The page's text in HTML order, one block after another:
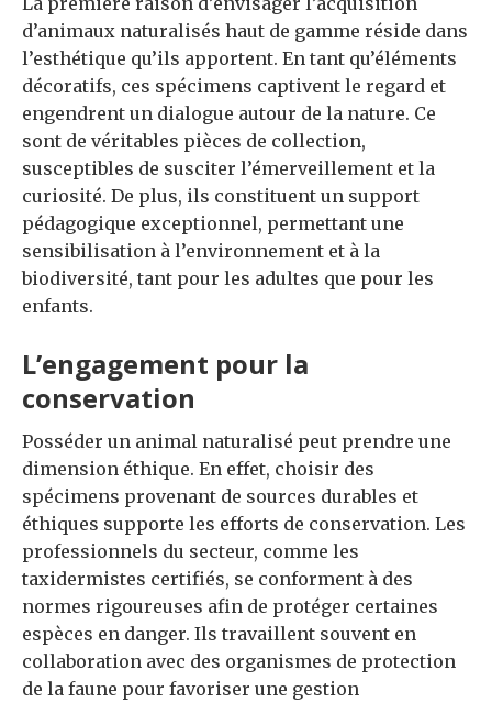
d’animaux naturalisés haut de gamme réside dans
l’esthétique qu’ils apportent. En tant qu’éléments
décoratifs, ces spécimens captivent le regard et
engendrent un dialogue autour de la nature. Ce
sont de véritables pièces de collection,
susceptibles de susciter l’émerveillement et la
curiosité. De plus, ils constituent un support
pédagogique exceptionnel, permettant une
sensibilisation à l’environnement et à la
biodiversité, tant pour les adultes que pour les
enfants.
L’engagement pour la
conservation
Posséder un animal naturalisé peut prendre une
dimension éthique. En effet, choisir des
spécimens provenant de sources durables et
éthiques supporte les efforts de conservation. Les
professionnels du secteur, comme les
taxidermistes certifiés, se conforment à des
normes rigoureuses afin de protéger certaines
espèces en danger. Ils travaillent souvent en
collaboration avec des organismes de protection
de la faune pour favoriser une gestion